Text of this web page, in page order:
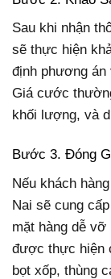
Sau khi nhận
sẽ thực hiện
định phương án
Giá cước
khối lượng, và
Bước 3. Đóng
Nếu khách
Nai sẽ cung
mặt hàng dễ
được thực hiện
bọt xốp, thùng